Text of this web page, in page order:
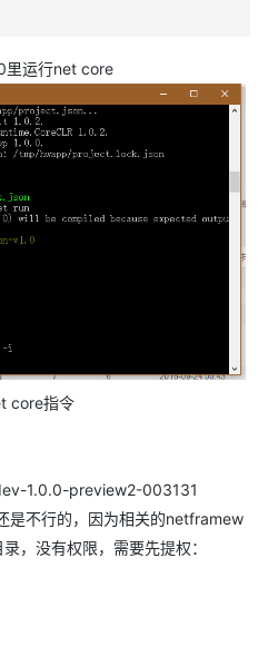
里运行net core
core指令
1.0.0-preview2-003131
是不行的，因为相关的netframew
，没有权限，需要先提权：